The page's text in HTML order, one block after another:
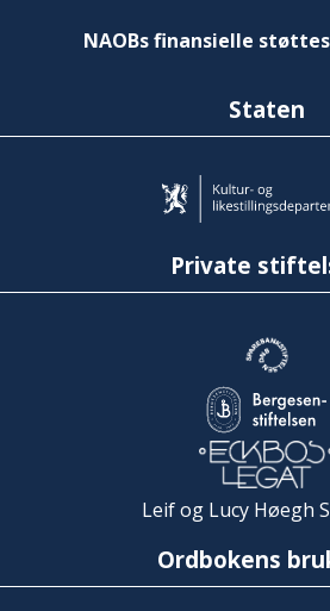
NAOBs finansielle
Staten
Private
Leif og Lucy Høegh
Ordbokens